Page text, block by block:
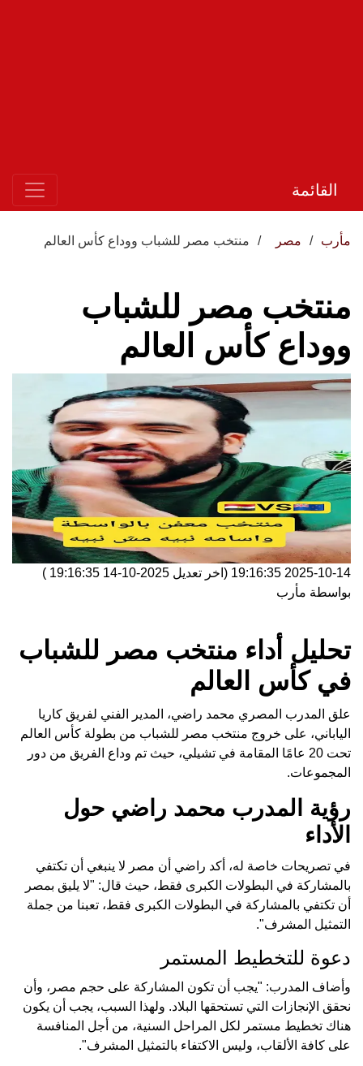
القائمة
مأرب مصر منتخب مصر للشباب ووداع كأس العالم
منتخب مصر للشباب
ووداع كأس العالم
2025-10-14 19:16:35 (اخر تعديل 2025-10-14 19:16:35
)
بواسطة مأرب
تحليل أداء منتخب مصر للشباب
في كأس العالم
علق المدرب المصري محمد راضي، المدير الفني لفريق كاريا
الياباني، على خروج منتخب مصر للشباب من بطولة كأس العالم
تحت 20 عامًا المقامة في تشيلي، حيث تم وداع الفريق من دور
المجموعات.
رؤية المدرب محمد راضي حول
الأداء
في تصريحات خاصة له، أكد راضي أن مصر لا ينبغي أن تكتفي
بالمشاركة في البطولات الكبرى فقط، حيث قال: "لا يليق بمصر
أن تكتفي بالمشاركة في البطولات الكبرى فقط، تعبنا من جملة
التمثيل المشرف".
دعوة للتخطيط المستمر
وأضاف المدرب: "يجب أن تكون المشاركة على حجم مصر، وأن
نحقق الإنجازات التي تستحقها البلاد. ولهذا السبب، يجب أن يكون
هناك تخطيط مستمر لكل المراحل السنية، من أجل المنافسة
على كافة الألقاب، وليس الاكتفاء بالتمثيل المشرف".